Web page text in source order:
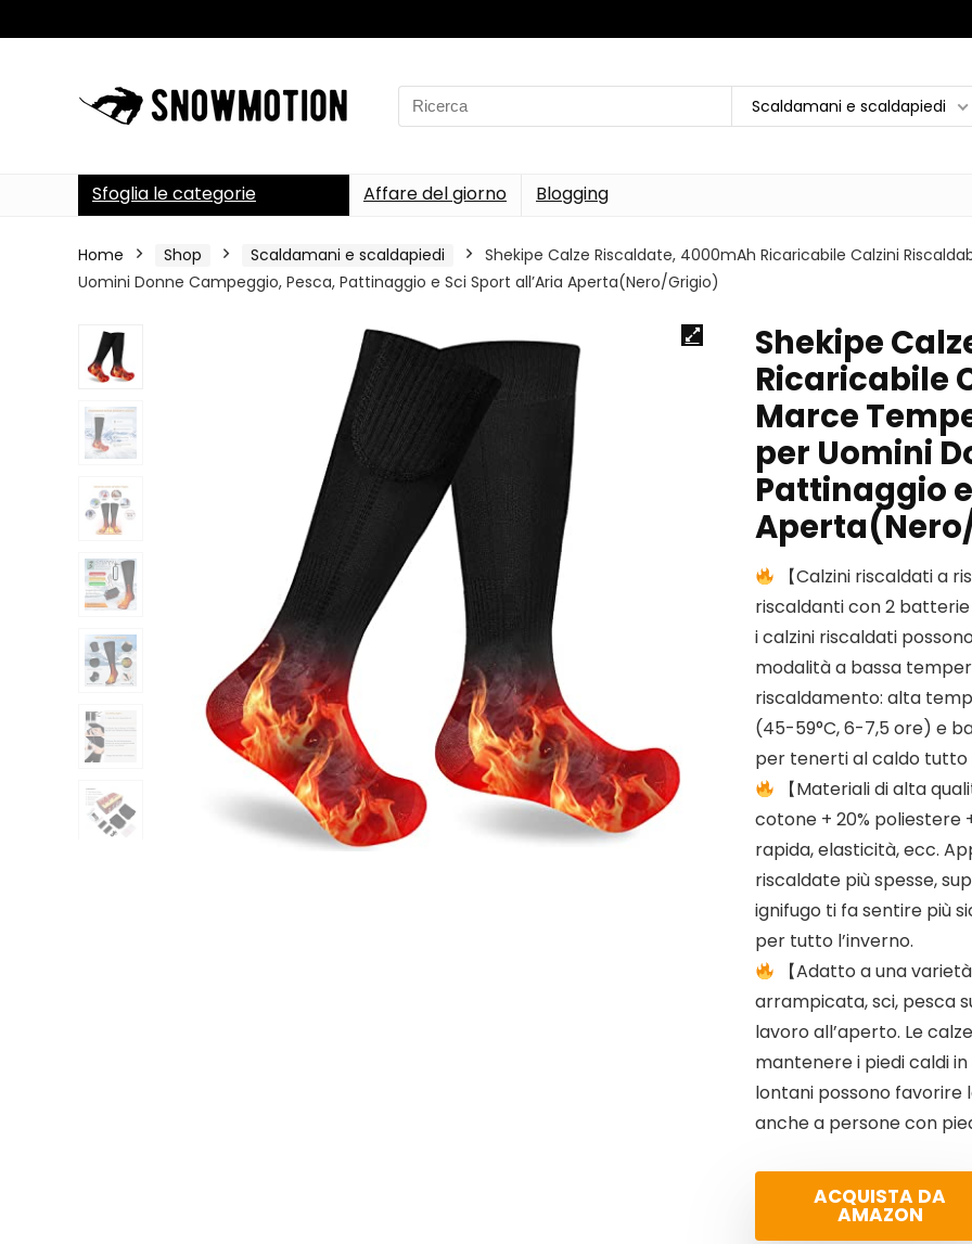
Search
for:
Scaldamani e scaldapiedi
Sfoglia le categorie Affare del giorno Blogging
Home Shop Scaldamani e scaldapiedi
Shekipe Calze Riscaldate, 4000mAh Ricaricabile Calzini
Uomini Donne Campeggio, Pesca, Pattinaggio e Sci Sport all’Aria Aperta(Nero/Grigio)
Shekipe
Ricaricabile
Marce
per Uomini
Pattinaggio
【Calzini riscaldati a
riscaldanti con 2
i calzini riscaldati
modalità a bassa
riscaldamento: alta
(45-59°C, 6-7,5 ore) e
per tenerti al caldo tutto
【Materiali di alta
cotone + 20% poliestere
rapida, elasticità, ecc.
riscaldate più spesse,
ignifugo ti fa sentire più
per tutto l’inverno.
【Adatto a una
arrampicata, sci, pesca
lavoro all’aperto. Le
mantenere i piedi caldi
lontani possono favorire
anche a persone con
ACQUISTA DA
AMAZON